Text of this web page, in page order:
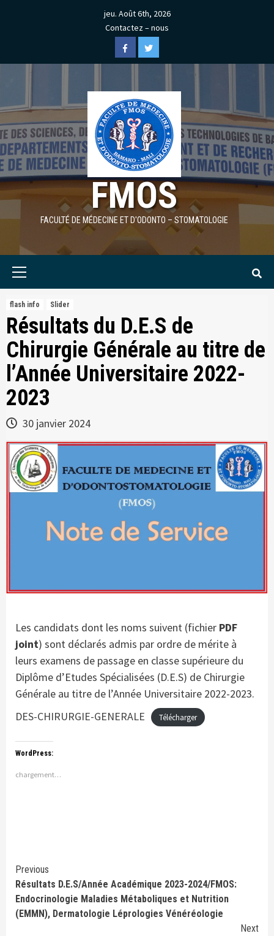
jeu. Août 6th, 2026
Contactez – nous
FacebookTwitter
FMOS
FACULTÉ DE MÉDECINE ET D'ODONTO – STOMATOLOGIE
flash info Slider
Résultats du D.E.S de
Chirurgie Générale au titre de
l’Année Universitaire 2022-
2023
30 janvier 2024
Les candidats dont les noms suivent (fichier PDF
joint) sont déclarés admis par ordre de mérite à
leurs examens de passage en classe supérieure du
Diplôme d’Etudes Spécialisées (D.E.S) de Chirurgie
Générale au titre de l’Année Universitaire 2022-2023.
DES-CHIRURGIE-GENERALE
Télécharger
WordPress:
chargement…
Continue
Reading
Previous
Résultats D.E.S/Année Académique 2023-2024/FMOS:
Endocrinologie Maladies Métaboliques et Nutrition
(EMMN), Dermatologie Léprologies Vénéréologie
Next